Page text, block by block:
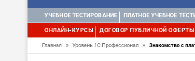
КУРСЫ ДЛЯ ШКОЛЬНИКОВ ДЛЯ
УЧЕБНОЕ ТЕСТИРОВАНИЕ ПЛАТНОЕ УЧЕБНОЕ
ОНЛАЙН-КУРСЫ ДОГОВОР ПУБЛИЧНОЙ ОФЕРТЫ
Главная » Уровень 1С:Профессионал » Знакомство с